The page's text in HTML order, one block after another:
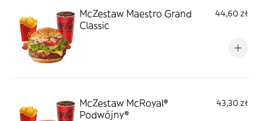
McZestaw Maestro Grand
Classic
44,60 zł
McZestaw McRoyal®
Podwójny®
43,30 zł